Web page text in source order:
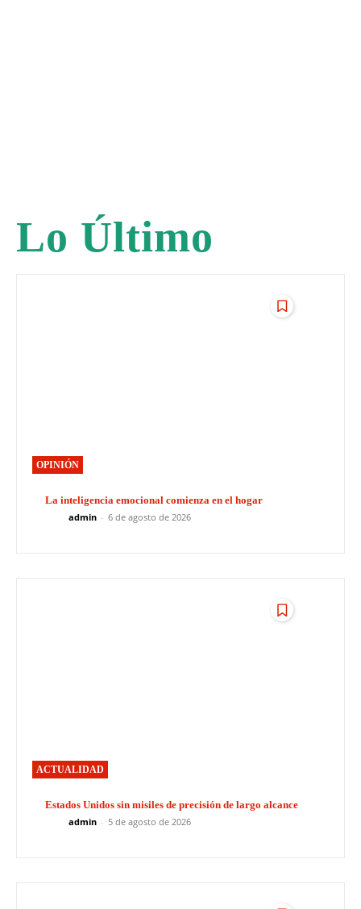
Lo Último
OPINIÓN
La inteligencia emocional comienza en el hogar
admin - 6 de agosto de 2026
ACTUALIDAD
Estados Unidos sin misiles de precisión de largo alcance
admin - 5 de agosto de 2026